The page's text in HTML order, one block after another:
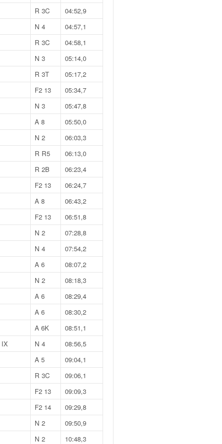
R 3C
04:52,9
N 4
04:57,1
R 3C
04:58,1
N 3
05:14,0
R 3T
05:17,2
F2 13
05:34,7
N 3
05:47,8
A 8
05:50,0
N 2
06:03,3
R R5
06:13,0
R 2B
06:23,4
F2 13
06:24,7
A 8
06:43,2
F2 13
06:51,8
N 2
07:28,8
N 4
07:54,2
A 6
08:07,2
N 2
08:18,3
A 6
08:29,4
A 6
08:30,2
A 6K
08:51,1
IX
N 4
08:56,5
A 5
09:04,1
R 3C
09:06,1
F2 13
09:09,3
F2 14
09:29,8
N 2
09:50,9
N 2
10:48,3